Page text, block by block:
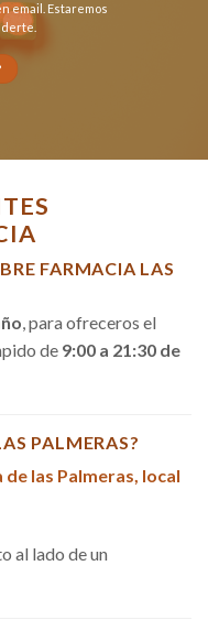
email . Estaremos
FARMACIA LAS
, para ofreceros el
de 9:00 a 21:30 de
PALMERAS?
de las Palmeras, local
al lado de un